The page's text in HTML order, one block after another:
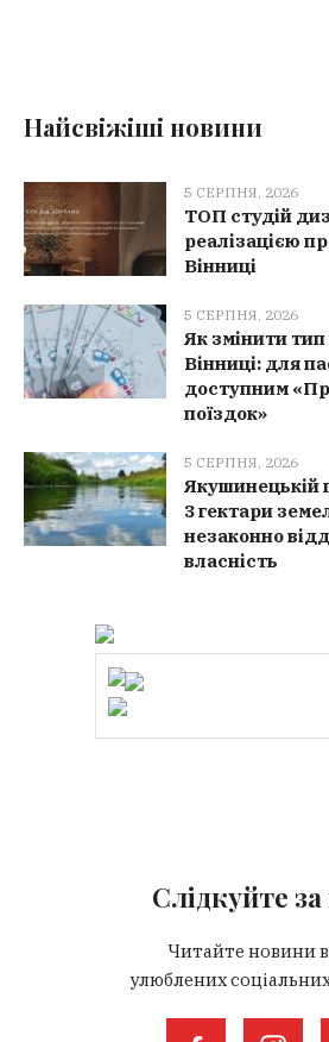
Найсвіжіші новини
5 СЕРПНЯ, 2026
ТОП студій
реалізацією
Вінниці
5 СЕРПНЯ, 2026
Як змінити тип
Вінниці: для
доступним
поїздок»
5 СЕРПНЯ, 2026
Якушинецькій
3 гектари
незаконно
власність
Слідкуйте
Читайте новини в
улюблених